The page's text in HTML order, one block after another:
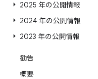
2025 年の公開情報
2024 年の公開情報
2023 年の公開情報
勧告
概要